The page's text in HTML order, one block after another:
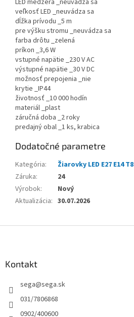
LED medzera _neuvádza sa
veľkosť LED _neuvádza sa
dĺžka prívodu _5 m
pre výšku stromu _neuvádza sa
farba drôtu _zelená
príkon _3,6 W
vstupné napätie _230 V AC
výstupné napätie _30 V DC
možnosť prepojenia _nie
krytie _IP44
životnosť _10 000 hodín
materiál _plast
záručná doba _2 roky
predajný obal _1 ks, krabica
Dodatočné parametre
Kategória:
Žiarovky LED E27 E14 T8
Záruka:
24
Výrobok:
Nový
Aktualizácia: 30.07.2026
Kontakt
sega@sega.sk
031/7806868
0902/400600